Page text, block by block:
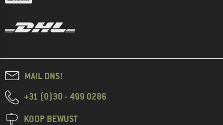
MAIL ONS!
+31 (0)30 - 499 0286
KOOP BEWUST